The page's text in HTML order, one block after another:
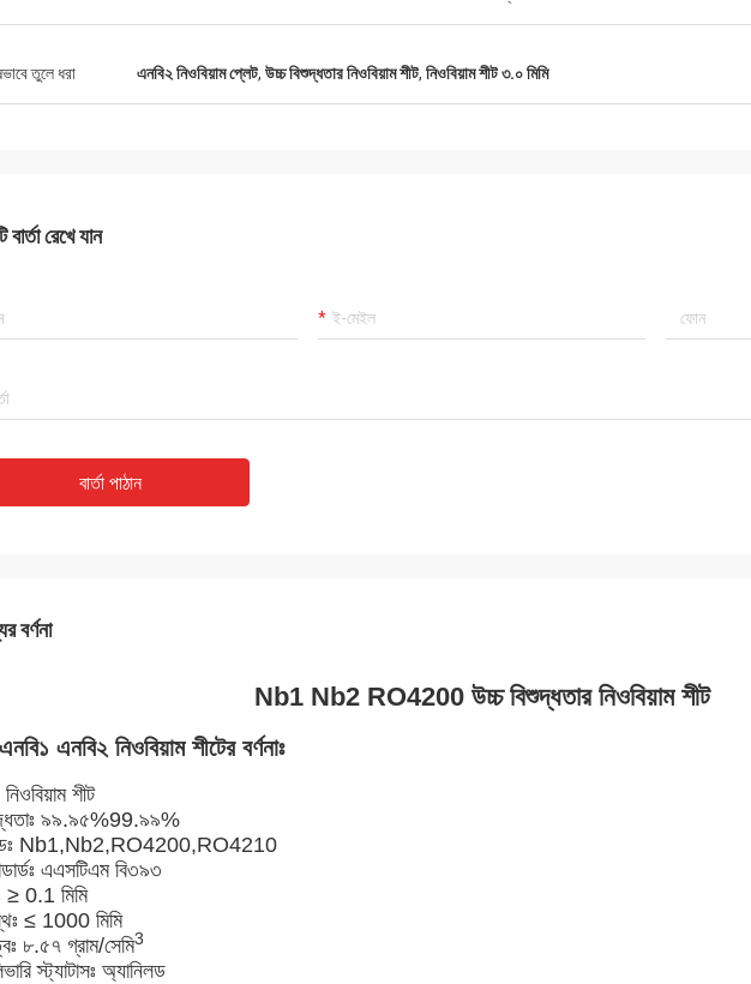
তুলে ধরা এনবি২ নিওবিয়াম প্লেট, উচ্চ বিশুদ্ধতার নিওবিয়াম শীট, নিওবিয়াম শীট ৩.০ মিমি
বার্তা রেখে যান
বার্তা পাঠান
বর্ণনা
Nb1 Nb2 RO4200 উচ্চ বিশুদ্ধতার নিওবিয়াম শীট
এনবি২ নিওবিয়াম শীটের বর্ণনাঃ
নিওবিয়াম শীট
৯৯.৯৫%99.৯৯%
Nb1,Nb2,RO4200,RO4210
এএসটিএম বি৩৯৩
≥ 0.1 মিমি
≤ 1000 মিমি
৮.৫৭ গ্রাম/সেমি3
স্ট্যাটাসঃ অ্যানিলড